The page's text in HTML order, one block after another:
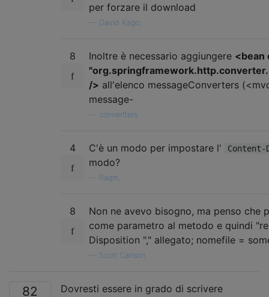
per forzare il download
David Kago,
8 Inoltre è necessario aggiungere <bean
/> all'elenco messageConverters
message-
convertters
4 C'è un modo per impostare l'
modo?
Ralph,
8
Non ne avevo bisogno, ma penso che
come parametro al metodo e quindi
Disposition "," allegato; nomefile =
Scott Carlson,
82
Dovresti essere in grado di scrivere